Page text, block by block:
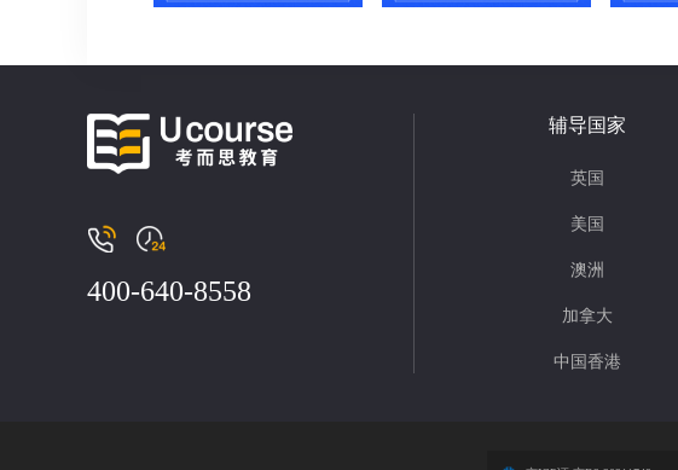
400-640-8558
辅导国家
英国
美国
澳洲
加拿大
中国香港